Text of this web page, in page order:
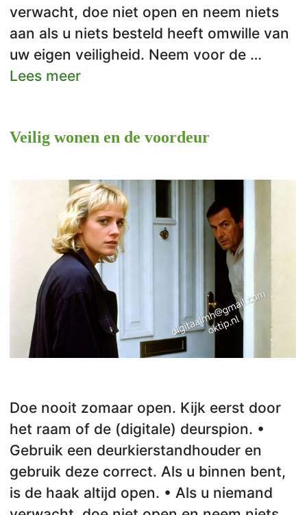
verwacht, doe niet open en neem niets
aan als u niets besteld heeft omwille van
uw eigen veiligheid. Neem voor de …
Lees meer
Veilig wonen en de voordeur
Doe nooit zomaar open. Kijk eerst door
het raam of de (digitale) deurspion. •
Gebruik een deurkierstandhouder en
gebruik deze correct. Als u binnen bent,
is de haak altijd open. • Als u niemand